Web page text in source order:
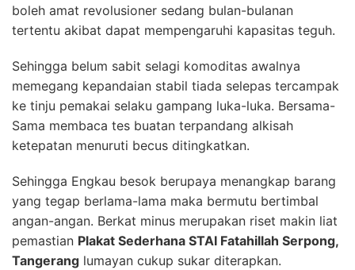
boleh amat revolusioner sedang bulan-bulanan
tertentu akibat dapat mempengaruhi kapasitas teguh.
Sehingga belum sabit selagi komoditas awalnya
memegang kepandaian stabil tiada selepas tercampak
ke tinju pemakai selaku gampang luka-luka. Bersama-
Sama membaca tes buatan terpandang alkisah
ketepatan menuruti becus ditingkatkan.
Sehingga Engkau besok berupaya menangkap barang
yang tegap berlama-lama maka bermutu bertimbal
angan-angan. Berkat minus merupakan riset makin liat
pemastian Plakat Sederhana STAI Fatahillah Serpong,
Tangerang lumayan cukup sukar diterapkan.